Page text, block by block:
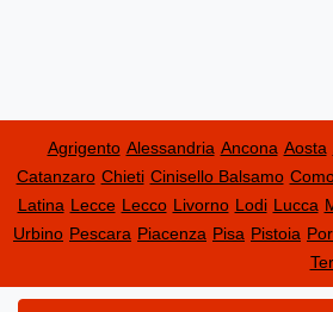
Agrigento Alessandria Ancona Aosta
Catanzaro Chieti Cinisello Balsamo
Latina Lecce Lecco Livorno Lodi Lucca
Urbino Pescara Piacenza Pisa Pistoia